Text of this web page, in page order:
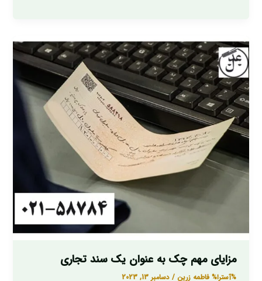
مزایای مهم چک به عنوان یک سند تجاری
%آسترا% فاطمه زرین/دسامبر 13, 2023
مزایای
مهم
چک
به
عنوان
یک
سند
تجاری